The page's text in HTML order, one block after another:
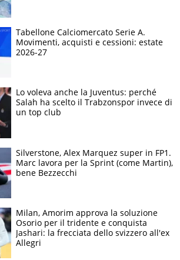
Tabellone Calciomercato Serie A.
Movimenti, acquisti e cessioni: estate
2026-27
Lo voleva anche la Juventus: perché
Salah ha scelto il Trabzonspor invece di
un top club
Silverstone, Alex Marquez super in FP1.
Marc lavora per la Sprint (come Martin),
bene Bezzecchi
Milan, Amorim approva la soluzione
Osorio per il tridente e conquista
Jashari: la frecciata dello svizzero all'ex
Allegri